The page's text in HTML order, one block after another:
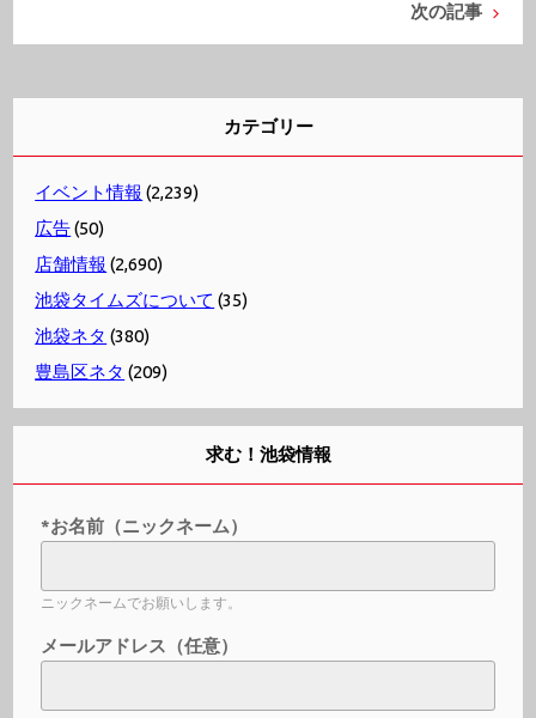
次の記事
カテゴリー
イベント情報 (2,239)
広告(50)
店舗情報 (2,690)
池袋タイムズについて (35)
池袋ネタ (380)
豊島区ネタ (209)
求む！池袋情報
*お名前（ニックネーム）
ニックネームでお願いします。
メールアドレス（任意）